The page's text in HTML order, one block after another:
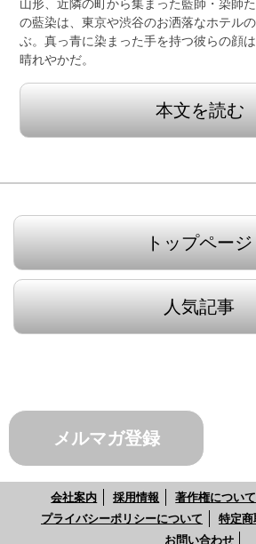
山形、近隣の町から集まった藍師・染師
の藍染は、東京や渋谷のお洒落なホテル
ぶ。真っ青に染まった手を持つ彼らの顔
晴れやかだ。
本文を読む
トップページ
人気記事
メルマガ登録
会社案内 採用情報 著作権について
プライバシーポリシーについて
特定商
お問い合わせ